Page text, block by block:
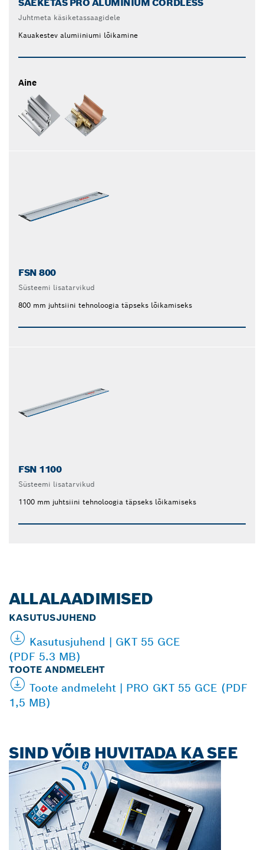
SAEKETAS PRO ALUMINIUM CORDLESS
Juhtmeta käsiketassaagidele
Kauakestev alumiiniumi lõikamine
Aine
FSN 800
Süsteemi lisatarvikud
800 mm juhtsiini tehnoloogia täpseks lõikamiseks
FSN 1100
Süsteemi lisatarvikud
1100 mm juhtsiini tehnoloogia täpseks lõikamiseks
ALLALAADIMISED
KASUTUSJUHEND
Kasutusjuhend | GKT 55 GCE
(PDF 5.3 MB)
TOOTE ANDMELEHT
Toote andmeleht | PRO GKT 55 GCE (PDF
1,5 MB)
SIND VÕIB HUVITADA KA SEE